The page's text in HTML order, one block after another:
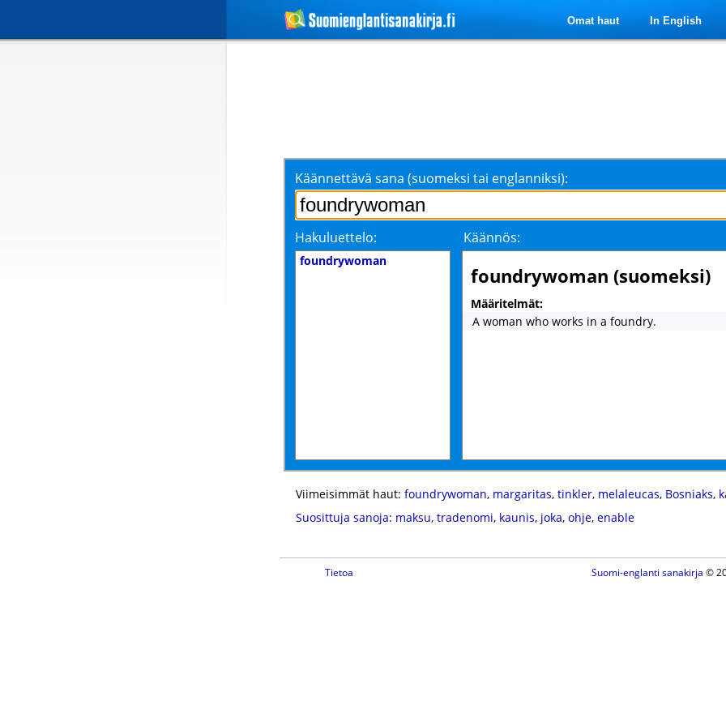
Omat haut In English
Käännettävä sana (suomeksi tai englanniksi):
Hakuluettelo: Käännös:
foundrywoman
foundrywoman (suomeksi)
Määritelmät:
A woman who works in a foundry.
Viimeisimmät haut: foundrywoman, margaritas, tinkler, melaleucas, Bosniaks,
Suosittuja sanoja: maksu, tradenomi, kaunis, joka, ohje, enable
Tietoa Suomi-englanti sanakirja ©